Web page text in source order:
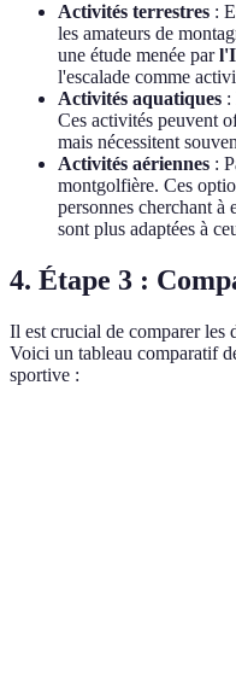
Activités terrestres :
les amateurs de
une étude menée par
l'escalade comme
Activités aquatiques :
Ces activités peuvent
mais nécessitent
Activités aériennes :
montgolfière. Ces
personnes cherchant à
sont plus adaptées à
4. Étape 3 :
Il est crucial de comparer les
Voici un tableau comparatif
sportive :